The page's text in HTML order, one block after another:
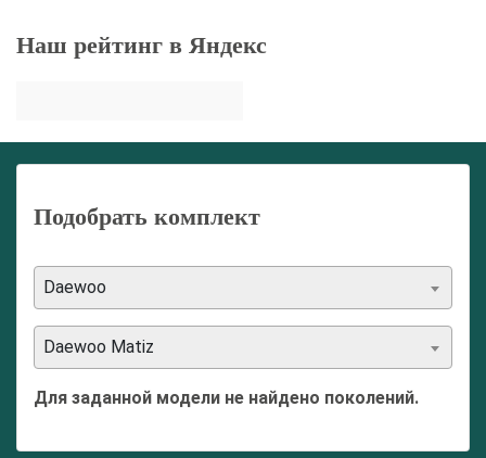
Наш рейтинг в Яндекс
Подобрать комплект
Daewoo
Daewoo Matiz
Для заданной модели не найдено поколений.